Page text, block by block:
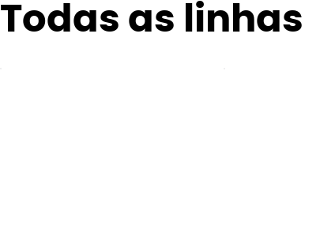
Todas as linhas